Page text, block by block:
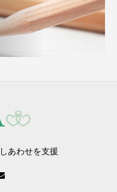
あわせを支援